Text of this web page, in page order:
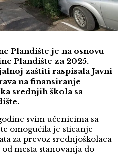
Plandište je na osnovu
Plandište za 2025.
zaštiti raspisala Javni
na finansiranje
srednjih škola sa
svim učenicima sa
omogućila je sticanje
za prevoz srednjoškolaca
mesta stanovanja do